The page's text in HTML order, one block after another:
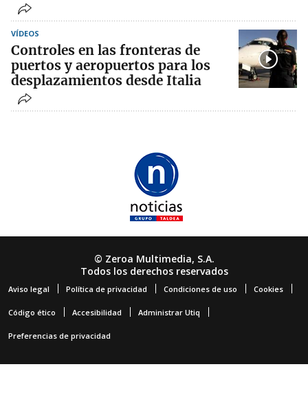
VÍDEOS
Controles en las fronteras de
puertos y aeropuertos para los
desplazamientos desde Italia
© Zeroa Multimedia, S.A.
Todos los derechos reservados
Aviso legal Política de privacidad Condiciones de uso Cookies
Código ético Accesibilidad Administrar Utiq
Preferencias de privacidad